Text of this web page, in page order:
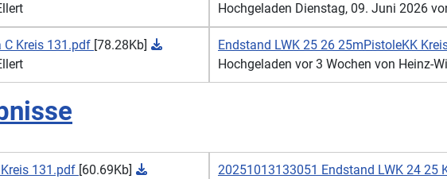
Hochgeladen Dienstag, 09. Juni 2026
C Kreis 131.pdf [78.28Kb]
Endstand LWK 25 26 25mPistoleKK
Hochgeladen vor 3 Wochen von Heinz-
131.pdf [60.69Kb]
20251013133051 Endstand LWK 24 25